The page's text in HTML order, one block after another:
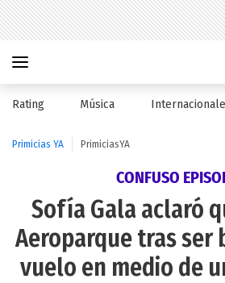
Rating Música
Primicias YA PrimiciasYA
CONFUSO
Sofía Gala aclaró
Aeroparque tras ser
vuelo en medio de